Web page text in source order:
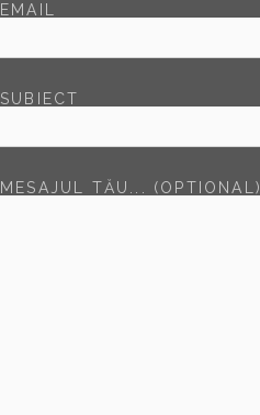
EMAIL
SUBIECT
MESAJUL TĂU... (OPTIONAL)